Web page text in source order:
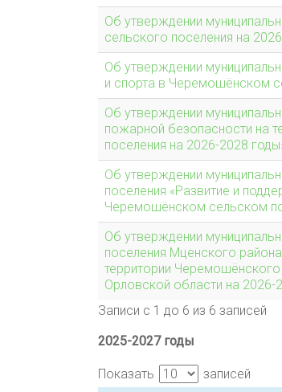
Об утверждении
сельского поселения на
Об утверждении
и спорта в Черемошёнском
Об утверждении
пожарной безопасности на
поселения на 2026-2028
Об утверждении
поселения «Развитие и
Черемошёнском сельском
Об утверждении
поселения Мценского
территории
Орловской области на 2026-
Записи с 1 до 6 из 6 записей
2025-2027 годы
Показать записей